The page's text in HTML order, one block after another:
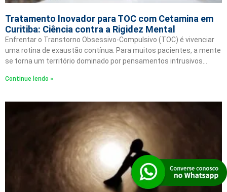
Tratamento Inovador para TOC com Cetamina em
Curitiba: Ciência contra a Rigidez Mental
Enfrentar o Transtorno Obsessivo-Compulsivo (TOC) é vivenciar
uma rotina de exaustão contínua. Para muitos pacientes, a mente
se torna um território dominado por pensamentos intrusivos…
Continue lendo »